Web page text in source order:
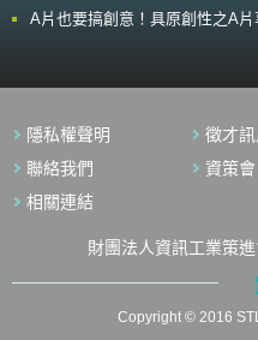
違背公共利益之著述，既無由促進
違，最高法院釜底抽薪之計，就是
惡[1]。 二、智慧財產法院101年刑智上易字第74號判決 103年2月20
片，應受國內著作權保障，判決理由節錄如下： （一
11條定有明文。我國修正前之著作
序，始得取得著作權，不符憲法保
作保護主義，避免出版品主管機關
32條第3 款之規範[2]（妨害風化
俗之著作，並非著作權法第9 條規
A片也要搞創意！具原創性之A
隱私權聲明 徵才訊
聯絡我們
資策會
相關連結
財團法人資訊工業策
Copyright © 2016